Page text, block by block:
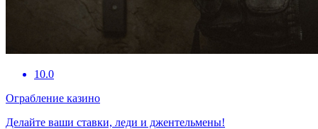
10.0
Ограбление казино
Делайте ваши ставки, леди и джентельмены!